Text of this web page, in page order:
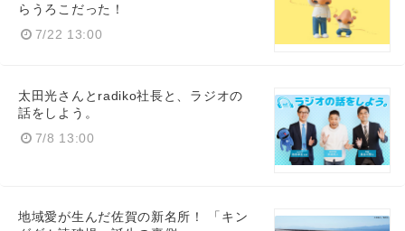
らうろこだった！
7/22 13:00
太田光さんとradiko社長と、ラジオの
話をしよう。
7/8 13:00
地域愛が生んだ佐賀の新名所！ 「キン